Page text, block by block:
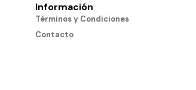
Información
Términos y Condiciones
Contacto